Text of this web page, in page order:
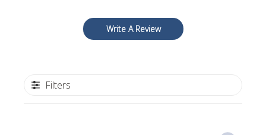
Write A Review
Filters